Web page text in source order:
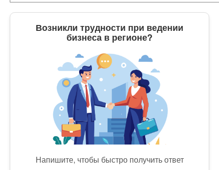
Возникли трудности при ведении
бизнеса в регионе?
Напишите, чтобы быстро получить ответ